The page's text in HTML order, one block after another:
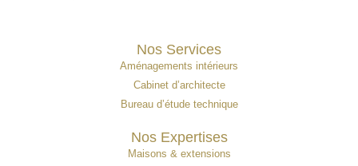
Nos Services
Aménagements intérieurs
Cabinet d’architecte
Bureau d’étude technique
Nos Expertises
Maisons & extensions